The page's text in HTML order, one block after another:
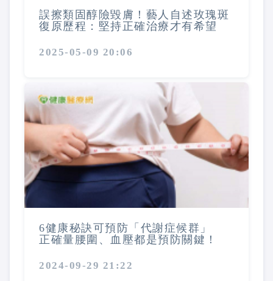
誤擦類固醇險毀膚！藝人自述玫瑰斑
復原歷程：堅持正確治療才有希望
2025-05-09 20:06
6健康秘訣可預防「代謝症候群」
正確量腰圍、血壓都是預防關鍵！
2024-09-29 21:22